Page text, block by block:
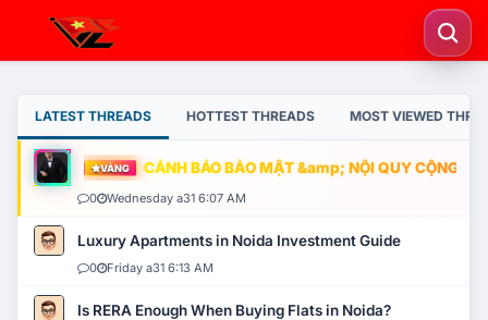
LATEST THREADS HOTTEST THREADS MOST VIEWED
VÀNG CẢNH BÁO BẢO MẬT &amp; NỘI QUY CỘNG
0 Wednesday a31 6:07 AM
Luxury Apartments in Noida Investment Guide
0 Friday a31 6:13 AM
Is RERA Enough When Buying Flats in Noida?